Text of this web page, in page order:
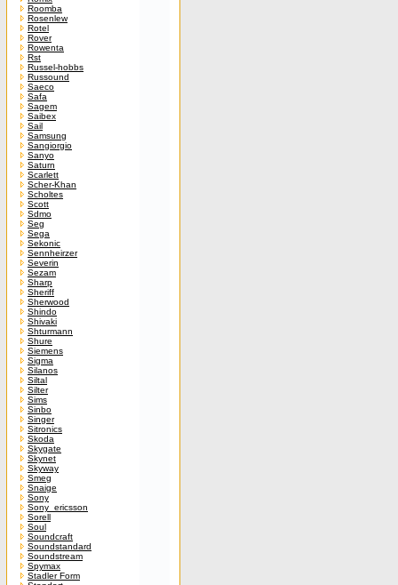
Roomba
Rosenlew
Rotel
Rover
Rowenta
Rst
Russel-hobbs
Russound
Saeco
Safa
Sagem
Saibex
Sail
Samsung
Sangiorgio
Sanyo
Saturn
Scarlett
Scher-Khan
Scholtes
Scott
Sdmo
Seg
Sega
Sekonic
Sennheirzer
Severin
Sezam
Sharp
Sheriff
Sherwood
Shindo
Shivaki
Shturmann
Shure
Siemens
Sigma
Silanos
Siltal
Silter
Sims
Sinbo
Singer
Sitronics
Skoda
Skygate
Skynet
Skyway
Smeg
Snaige
Sony
Sony_ericsson
Sorell
Soul
Soundcraft
Soundstandard
Soundstream
Spymax
Stadler Form